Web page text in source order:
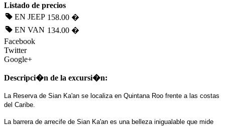
Listado de precios
EN JEEP 158.00 �
EN VAN 134.00 �
Facebook
Twitter
Google+
Descripci�n de la excursi�n:
La Reserva de Sian Ka'an se localiza en Quintana Roo frente a las costas
del Caribe.
La barrera de arrecife de Sian Ka'an es una belleza inigualable que mide